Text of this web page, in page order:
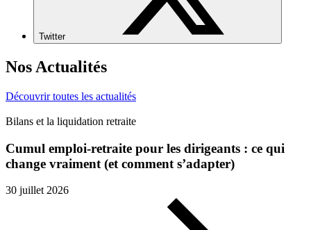
Twitter
Nos Actualités
Découvrir toutes les actualités
Bilans et la liquidation retraite
Cumul emploi-retraite pour les dirigeants : ce qui
change vraiment (et comment s’adapter)
30 juillet 2026